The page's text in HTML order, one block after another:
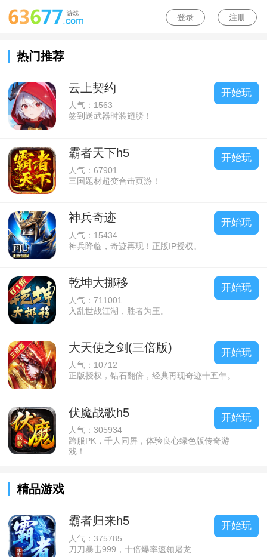
登录 注册
热门推荐
云上契约
人气：1563
签到送武器时装翅膀！
开始玩
霸者天下h5
人气：67901
三国题材超变合击页游！
开始玩
神兵奇迹
人气：15434
神兵降临，奇迹再现！正版IP授权。
开始玩
乾坤大挪移
人气：711001
入乱世战江湖，胜者为王。
开始玩
大天使之剑(三倍版)
人气：10712
正版授权，钻石翻倍，经典再现奇迹十五年。
开始玩
伏魔战歌h5
人气：305934
跨服PK，千人同屏，体验良心绿色版传奇游
戏！
开始玩
精品游戏
霸者归来h5
人气：375785
刀刀暴击999，十倍爆率速领屠龙
开始玩